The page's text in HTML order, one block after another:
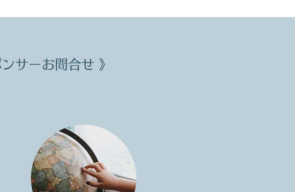
サーお問合せ 》